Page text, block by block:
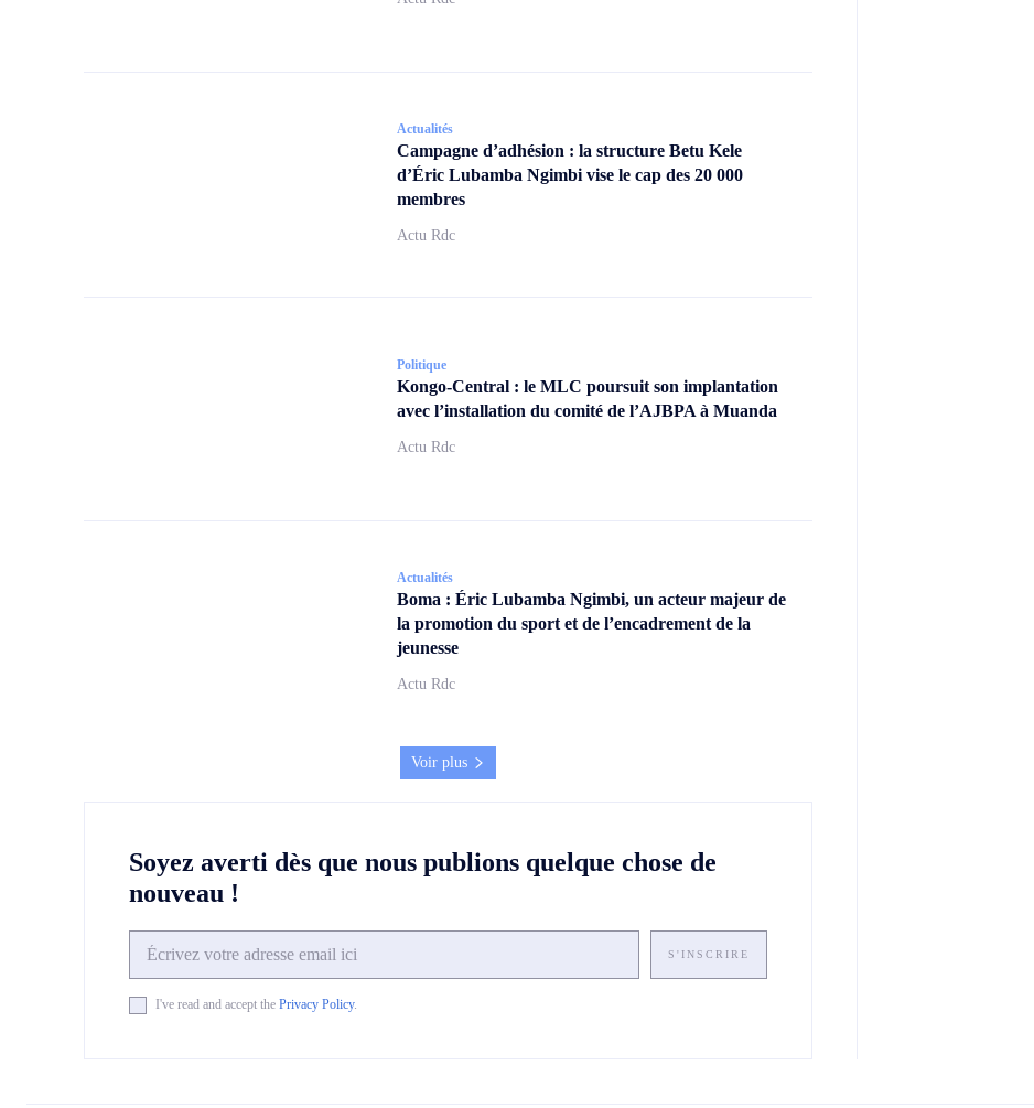
Actualités
Campagne d’adhésion : la structure Betu Kele
d’Éric Lubamba Ngimbi vise le cap des 20 000
membres
Actu Rdc
Politique
Kongo-Central : le MLC poursuit son implantation
avec l’installation du comité de l’AJBPA à Muanda
Actu Rdc
Actualités
Boma : Éric Lubamba Ngimbi, un acteur majeur de
la promotion du sport et de l’encadrement de la
jeunesse
Actu Rdc
Voir plus
Soyez averti dès que nous publions quelque chose de
nouveau !
S'INSCRIRE
I've read and accept the Privacy Policy.